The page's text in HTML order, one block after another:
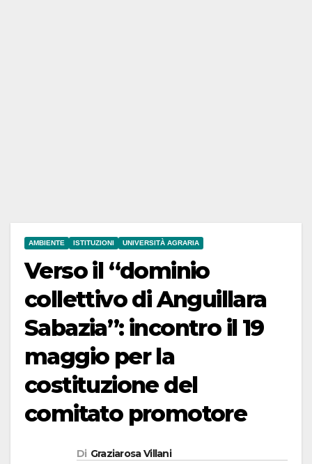
AMBIENTE ISTITUZIONI UNIVERSITÀ AGRARIA
Verso il “dominio
collettivo di Anguillara
Sabazia”: incontro il 19
maggio per la
costituzione del
comitato promotore
Di Graziarosa Villani